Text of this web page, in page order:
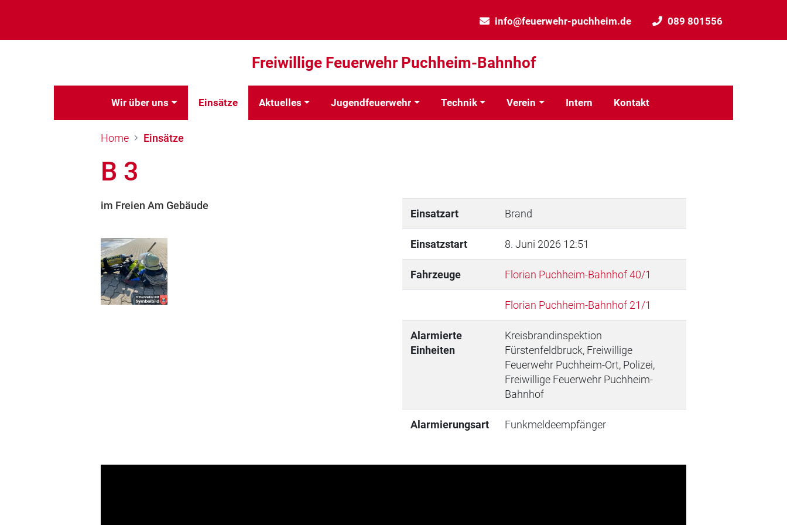
info@feuerwehr-puchheim.de 089 801556
Freiwillige Feuerwehr Puchheim-Bahnhof
Wir über uns Einsätze Aktuelles Jugendfeuerwehr Technik Verein Intern Kontakt
Home Einsätze
B 3
im Freien Am Gebäude
Einsatzart Brand
Einsatzstart 8. Juni 2026 12:51
Fahrzeuge Florian Puchheim-Bahnhof 40/1
Florian Puchheim-Bahnhof 21/1
Alarmierte
Einheiten
Kreisbrandinspektion
Fürstenfeldbruck, Freiwillige
Feuerwehr Puchheim-Ort, Polizei,
Freiwillige Feuerwehr Puchheim-
Bahnhof
Alarmierungsart Funkmeldeempfänger